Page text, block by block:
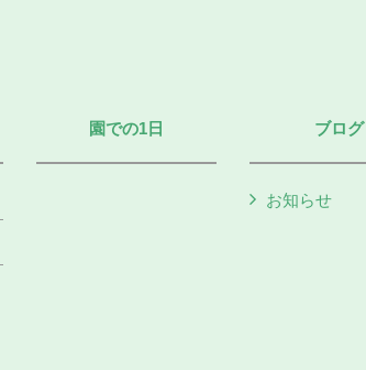
園での1日 ブログ
お知らせ